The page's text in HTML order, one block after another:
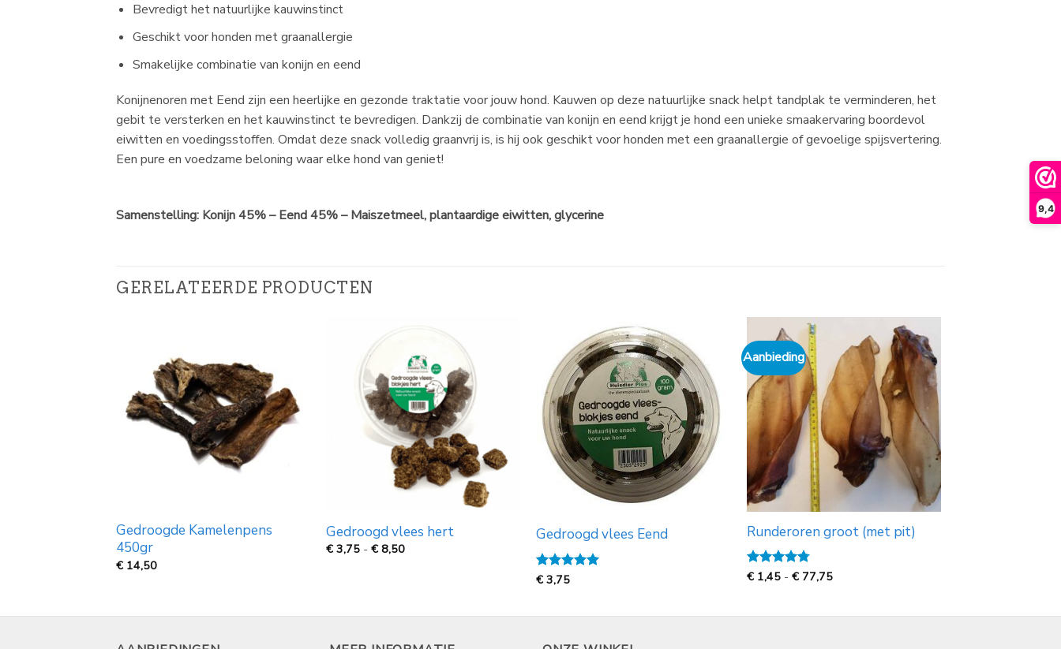
9,4
Bevredigt het natuurlijke kauwinstinct
Geschikt voor honden met graanallergie
Smakelijke combinatie van konijn en eend
Konijnenoren met Eend zijn een heerlijke en gezonde traktatie voor jouw hond. Kauwen op deze natuurlijke snack helpt tandplak te verminderen, het
gebit te versterken en het kauwinstinct te bevredigen. Dankzij de combinatie van konijn en eend krijgt je hond een unieke smaakervaring boordevol
eiwitten en voedingsstoffen. Omdat deze snack volledig graanvrij is, is hij ook geschikt voor honden met een graanallergie of gevoelige spijsvertering.
Een pure en voedzame beloning waar elke hond van geniet!
Samenstelling: Konijn 45% – Eend 45% – Maiszetmeel, plantaardige eiwitten, glycerine
GERELATEERDE PRODUCTEN
Gedroogde Kamelenpens
450gr
€ 14,50
Gedroogd vlees hert
€3,75 - €8,50Prijsklasse:
Gedroogd vlees Eend
Gewaardeerd
€3,75
Aanbieding
Runderoren groot (met pit)
Gewaardeerd
€ 1,45 - € 77,75Prijsklasse:
€